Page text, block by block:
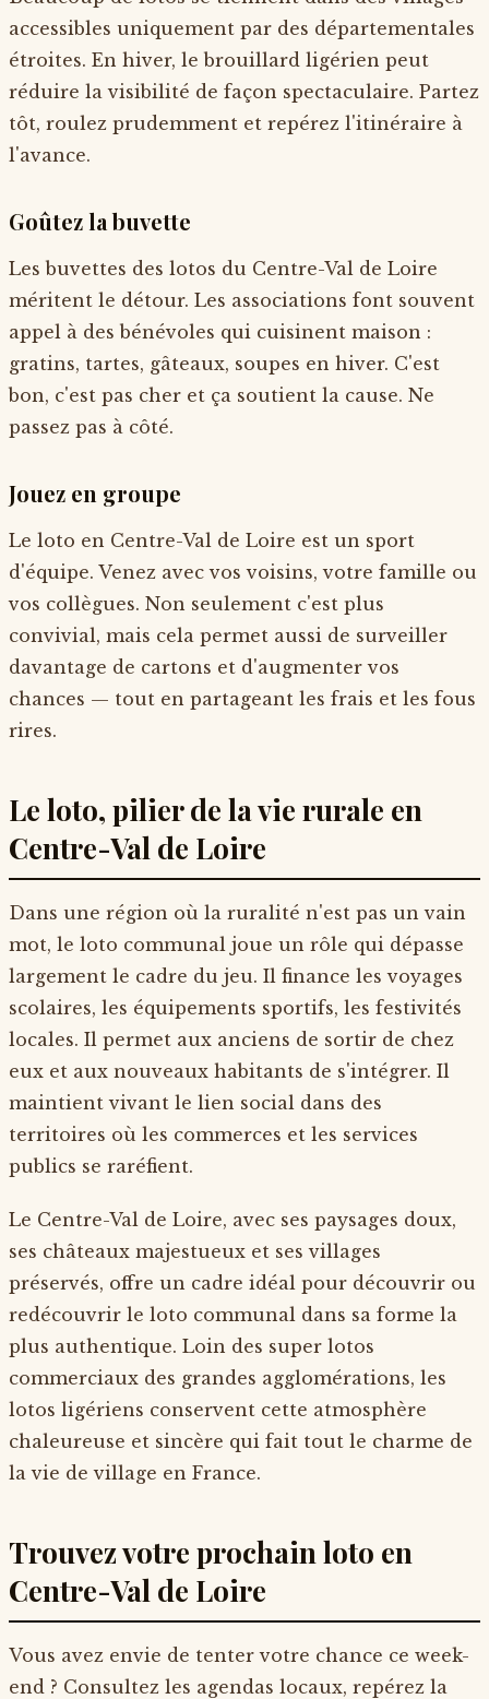
accessibles uniquement par des départementales
étroites. En hiver, le brouillard ligérien peut
réduire la visibilité de façon spectaculaire. Partez
tôt, roulez prudemment et repérez l'itinéraire à
l'avance.
Goûtez la buvette
Les buvettes des lotos du Centre-Val de Loire
méritent le détour. Les associations font souvent
appel à des bénévoles qui cuisinent maison :
gratins, tartes, gâteaux, soupes en hiver. C'est
bon, c'est pas cher et ça soutient la cause. Ne
passez pas à côté.
Jouez en groupe
Le loto en Centre-Val de Loire est un sport
d'équipe. Venez avec vos voisins, votre famille ou
vos collègues. Non seulement c'est plus
convivial, mais cela permet aussi de surveiller
davantage de cartons et d'augmenter vos
chances — tout en partageant les frais et les fous
rires.
Le loto, pilier de la vie rurale en
Centre-Val de Loire
Dans une région où la ruralité n'est pas un vain
mot, le loto communal joue un rôle qui dépasse
largement le cadre du jeu. Il finance les voyages
scolaires, les équipements sportifs, les festivités
locales. Il permet aux anciens de sortir de chez
eux et aux nouveaux habitants de s'intégrer. Il
maintient vivant le lien social dans des
territoires où les commerces et les services
publics se raréfient.
Le Centre-Val de Loire, avec ses paysages doux,
ses châteaux majestueux et ses villages
préservés, offre un cadre idéal pour découvrir ou
redécouvrir le loto communal dans sa forme la
plus authentique. Loin des super lotos
commerciaux des grandes agglomérations, les
lotos ligériens conservent cette atmosphère
chaleureuse et sincère qui fait tout le charme de
la vie de village en France.
Trouvez votre prochain loto en
Centre-Val de Loire
Vous avez envie de tenter votre chance ce week-
end ? Consultez les agendas locaux, repérez la